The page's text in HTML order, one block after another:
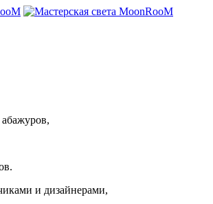
абажуров,
и дизайнерами,